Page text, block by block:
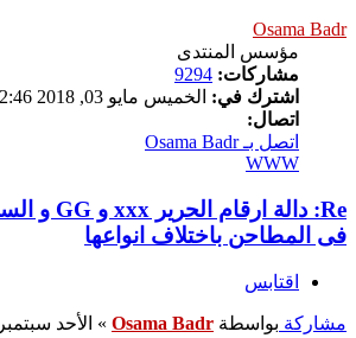
Osama Badr
مؤسس المنتدى
مشاركات: 9294
اشترك في: الخميس مايو 03, 2018 2:46 pm
اتصال:
اتصل بـ Osama Badr
WWW
فى المطاحن باختلاف انواعها
اقتابس
مشاركة بواسطة Osama Badr
» الأحد سبتمبر 22, 2024 5:57 pm